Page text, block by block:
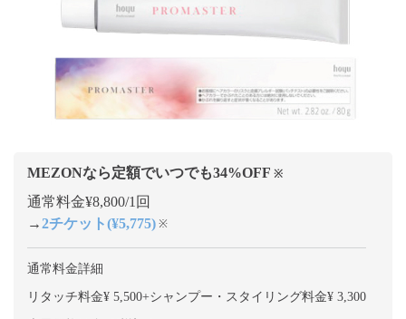
MEZONなら定額でいつでも34%OFF ※
通常料金¥8,800/1回
→2チケット(¥5,775) ※
通常料金詳細
リタッチ料金¥ 5,500+シャンプー・スタイリング料金¥ 3,300